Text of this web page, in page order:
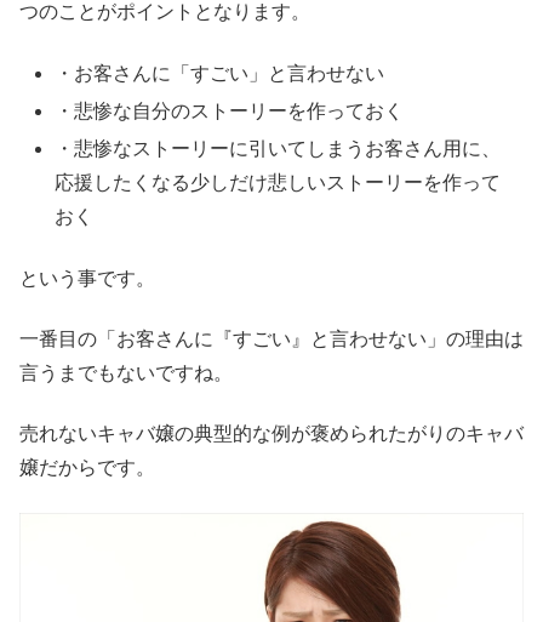
つのことがポイントとなります。
・お客さんに「すごい」と言わせない
・悲惨な自分のストーリーを作っておく
・悲惨なストーリーに引いてしまうお客さん用に、
応援したくなる少しだけ悲しいストーリーを作って
おく
という事です。
一番目の「お客さんに『すごい』と言わせない」の理由は
言うまでもないですね。
売れないキャバ嬢の典型的な例が褒められたがりのキャバ
嬢だからです。